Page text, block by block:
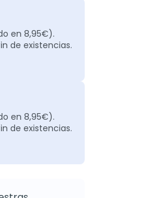
en 8,95€).
de existencias.
en 8,95€).
de existencias.